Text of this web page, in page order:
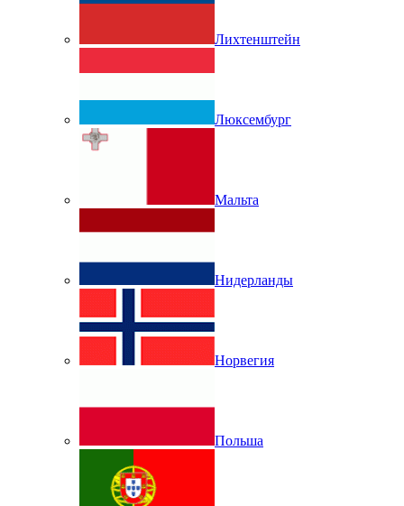
Лихтенштейн
Люксембург
Мальта
Нидерланды
Норвегия
Польша